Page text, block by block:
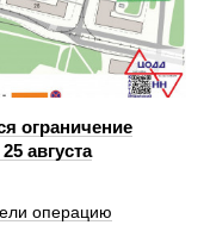
ограничение
августа
операцию